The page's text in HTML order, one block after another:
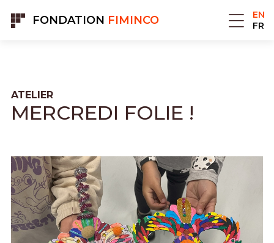
FONDATION FIMINCO
EN
FR
ATELIER
MERCREDI FOLIE !